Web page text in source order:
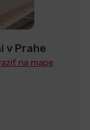
v Prahe
na mape